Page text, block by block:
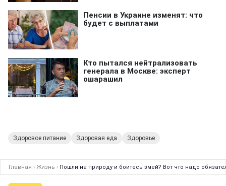
Здоровое питание Здоровая еда Здоровье
Главная › Жизнь › Пошли на природу и боитесь змей? Вот что надо